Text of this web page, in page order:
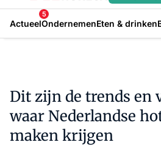
Actueel
5
OndernemenEten & drinken
Dit zijn de trends en
waar Nederlandse
maken krijgen